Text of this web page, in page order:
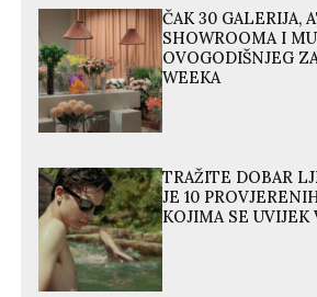
ČAK 30 GALERIJA,
SHOWROOMA I
OVOGODIŠNJEG
WEEKA
TRAŽITE DOBAR
JE 10
KOJIMA SE UVIJEK